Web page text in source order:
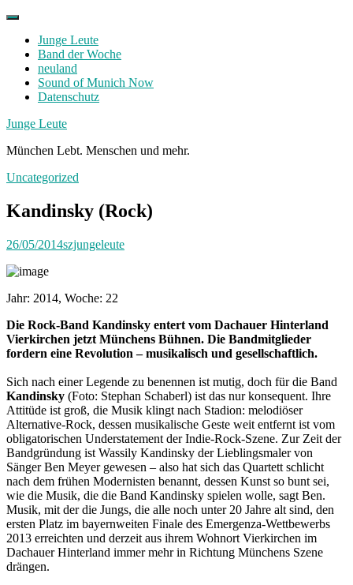
Skip
contentJunge Leute
Band der Woche
neuland
Sound of Munich Now
Datenschutz
Facebook
Twitter
Instagram
Junge Leute
München Lebt. Menschen und mehr.
Uncategorized
Kandinsky (Rock)
26/05/2014szjungeleute
Jahr: 2014, Woche: 22
Die Rock-Band Kandinsky entert vom Dachauer Hinterland
Vierkirchen jetzt Münchens Bühnen. Die Bandmitglieder
fordern eine Revolution – musikalisch und gesellschaftlich.
Sich nach einer Legende zu benennen ist mutig, doch für die Band
Kandinsky (Foto: Stephan Schaberl) ist das nur konsequent. Ihre
Attitüde ist groß, die Musik klingt nach Stadion: melodiöser
Alternative-Rock, dessen musikalische Geste weit entfernt ist vom
obligatorischen Understatement der Indie-Rock-Szene. Zur Zeit der
Bandgründung ist Wassily Kandinsky der Lieblingsmaler von
Sänger Ben Meyer gewesen – also hat sich das Quartett schlicht
nach dem frühen Modernisten benannt, dessen Kunst so bunt sei,
wie die Musik, die die Band Kandinsky spielen wolle, sagt Ben.
Musik, mit der die Jungs, die alle noch unter 20 Jahre alt sind, den
ersten Platz im bayernweiten Finale des Emergenza-Wettbewerbs
2013 erreichten und derzeit aus ihrem Wohnort Vierkirchen im
Dachauer Hinterland immer mehr in Richtung Münchens Szene
drängen.